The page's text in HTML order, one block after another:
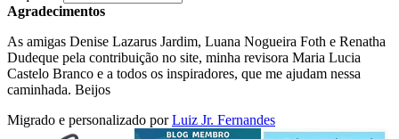
Agradecimentos
As amigas Denise Lazarus Jardim, Luana Nogueira Foth e Renatha
Dudeque pela contribuição no site, minha revisora Maria Lucia
Castelo Branco e a todos os inspiradores, que me ajudam nessa
caminhada. Beijos
Migrado e personalizado porLuiz Jr. Fernandes